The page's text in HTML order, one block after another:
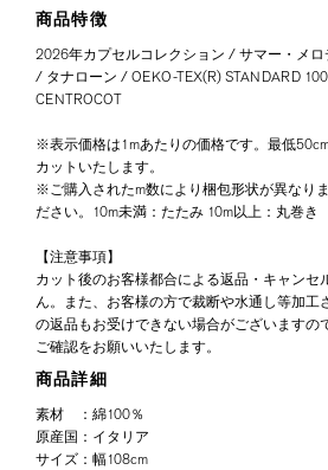
商品特徴
2026年カプセルコレクション / サマー・メ
/ タナローン / OEKO-TEX(R) STANDARD
CENTROCOT
※表示価格は1mあたりの価格です。最低
カットいたします。
※ご購入されたm数により梱包形状が異なり
ださい。10m未満：たたみ 10m以上：丸巻き
【注意事項】
カット後のお客様都合による返品・キャンセ
ん。また、お客様の方で裁断や水通し等加工
の返品もお受けできない場合がございますの
ご確認をお願いいたします。
商品詳細
素材 ： 綿100％
原産国 ： イタリア
サイズ ： 幅108cm